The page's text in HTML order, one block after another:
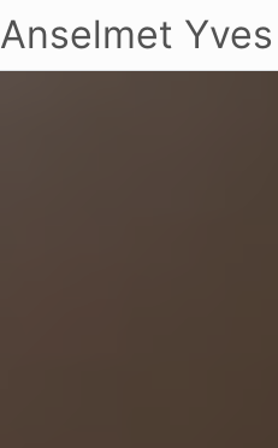
Anselmet Yves